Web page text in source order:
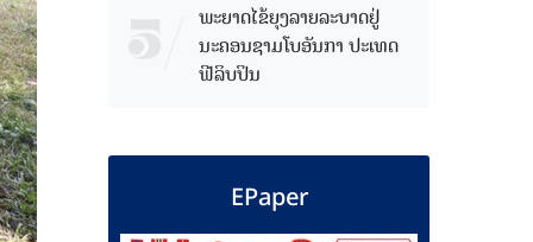
ພະຍາດໄຂ້ຍຸງລາຍລະບາດຢູ່
ນະຄອນຊາມໂບ​ອັນກາ ປະເທດ
ຟີລິບປິນ
EPaper